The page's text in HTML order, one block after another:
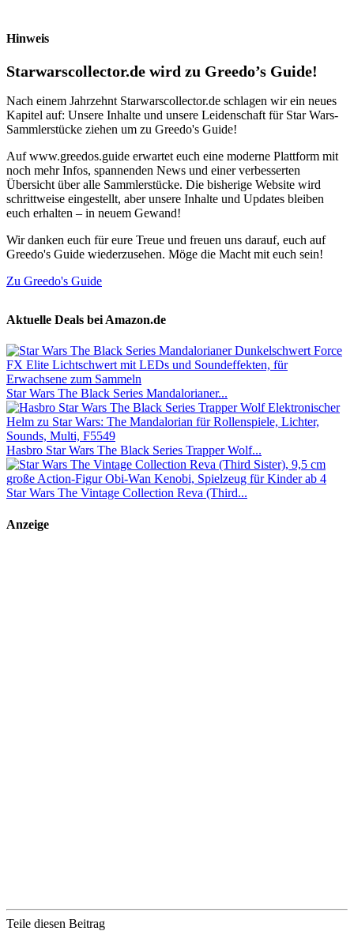
Hinweis
Starwarscollector.de wird zu Greedo’s Guide!
Nach einem Jahrzehnt Starwarscollector.de schlagen wir ein neues
Kapitel auf: Unsere Inhalte und unsere Leidenschaft für Star Wars-
Sammlerstücke ziehen um zu Greedo's Guide!
Auf www.greedos.guide erwartet euch eine moderne Plattform mit
noch mehr Infos, spannenden News und einer verbesserten
Übersicht über alle Sammlerstücke. Die bisherige Website wird
schrittweise eingestellt, aber unsere Inhalte und Updates bleiben
euch erhalten – in neuem Gewand!
Wir danken euch für eure Treue und freuen uns darauf, euch auf
Greedo's Guide wiederzusehen. Möge die Macht mit euch sein!
Zu Greedo's Guide
Aktuelle Deals bei Amazon.de
Star Wars The Black Series Mandalorianer...
Hasbro Star Wars The Black Series Trapper Wolf...
Star Wars The Vintage Collection Reva (Third...
Anzeige
Teile diesen Beitrag